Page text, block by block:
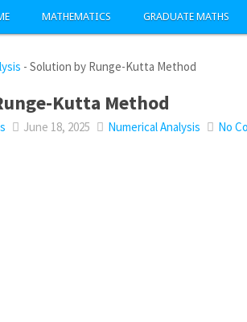
MATHEMATICS GRADUATE MATHS
-Solution by Runge-Kutta Method
Kutta Method
June 18, 2025 Numerical Analysis No